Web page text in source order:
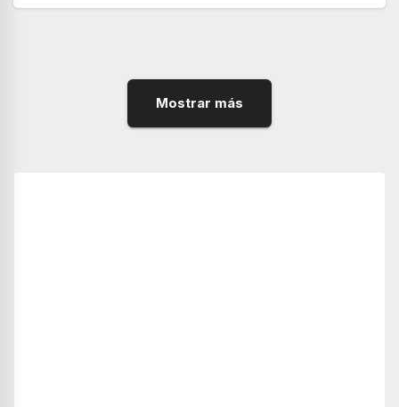
Mostrar más